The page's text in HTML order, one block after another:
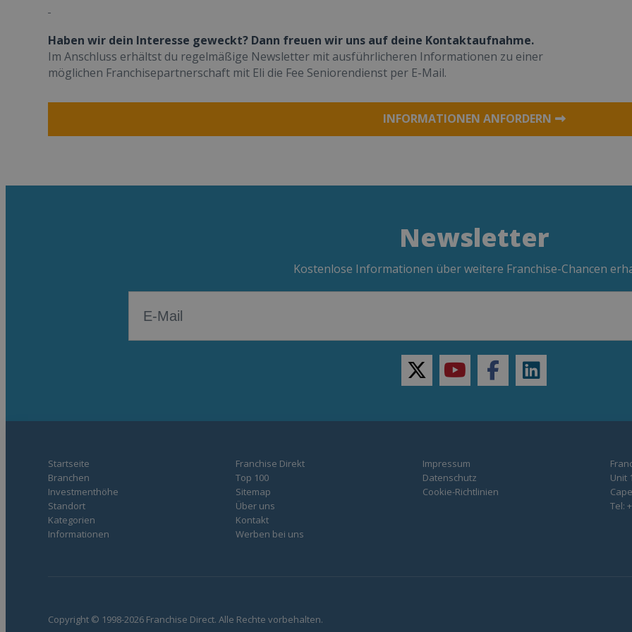
Haben wir dein Interesse geweckt? Dann freuen wir uns auf deine Kontaktaufnahme.
Im Anschluss erhältst du regelmäßige Newsletter mit ausführlicheren Informationen zu einer
möglichen Franchisepartnerschaft mit Eli die Fee Seniorendienst per E-Mail.
INFORMATIONEN ANFORDERN
Newsletter
Kostenlose Informationen über weitere Franchise-Chancen
twitteryoutubefacebooklinkedin
Startseite
Branchen
Investmenthöhe
Standort
Kategorien
Informationen
Franchise Direkt
Top 100
Sitemap
Über uns
Kontakt
Werben bei uns
Impressum
Datenschutz
Cookie-Richtlinien
Unit
Tel:
Copyright © 1998-2026 Franchise Direct. Alle Rechte vorbehalten.